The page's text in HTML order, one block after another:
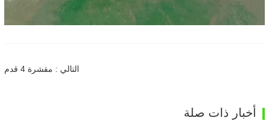
التالي : مقشرة 4 قدم
أخبار ذات صلة